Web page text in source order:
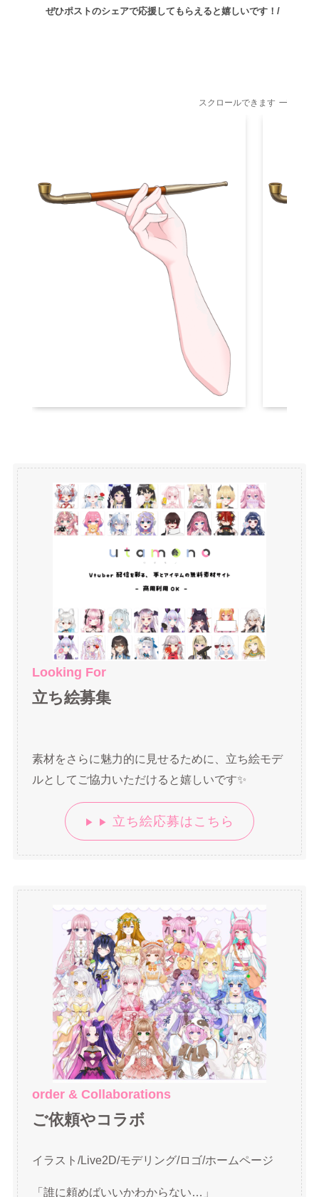
ぜひポストのシェアで応援してもらえると嬉しいです！/
スクロールできます
Looking For
立ち絵募集
素材をさらに魅力的に見せるために、立ち絵モデ
ルとしてご協力いただけると嬉しいです✨
▶︎ ▶︎ 立ち絵応募はこちら
order & Collaborations
ご依頼やコラボ
イラスト/Live2D/モデリング/ロゴ/ホームページ
「誰に頼めばいいかわからない…」